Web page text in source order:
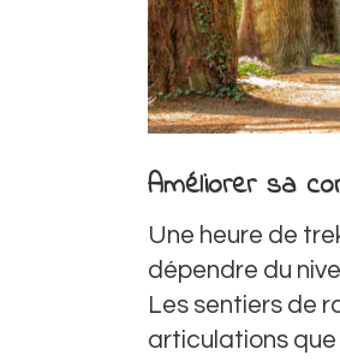
Améliorer sa
Une heure de
dépendre du
Les sentiers de
articulations que